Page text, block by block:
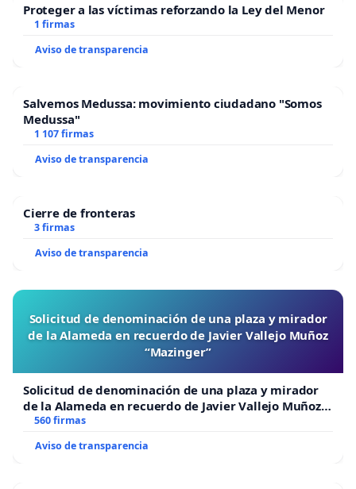
Proteger a las víctimas reforzando la Ley del Menor
1 firmas
Aviso de transparencia
Salvemos Medussa: movimiento ciudadano "Somos
Medussa"
1 107 firmas
Aviso de transparencia
Cierre de fronteras
3 firmas
Aviso de transparencia
Solicitud de denominación de una plaza y mirador
de la Alameda en recuerdo de Javier Vallejo Muñoz
“Mazinger”
Solicitud de denominación de una plaza y mirador
de la Alameda en recuerdo de Javier Vallejo Muñoz
“Mazinger”
560 firmas
Aviso de transparencia